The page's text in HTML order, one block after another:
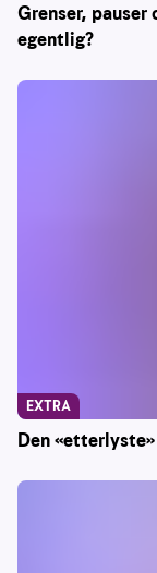
Grenser,
egentlig?
Den
EXTRA